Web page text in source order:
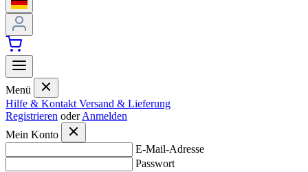
Menü
Hilfe & Kontakt Versand & Lieferung
Registrieren oder Anmelden
Mein Konto
E-Mail-Adresse
Passwort